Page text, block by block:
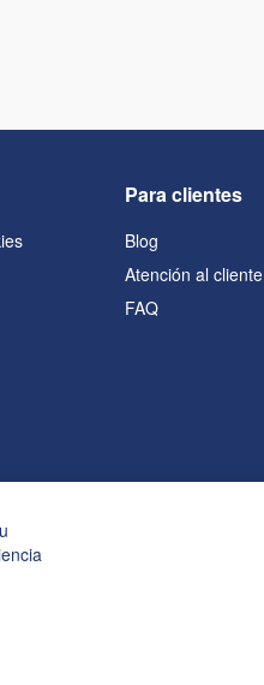
Para clientes
Blog
Atención al cliente
FAQ